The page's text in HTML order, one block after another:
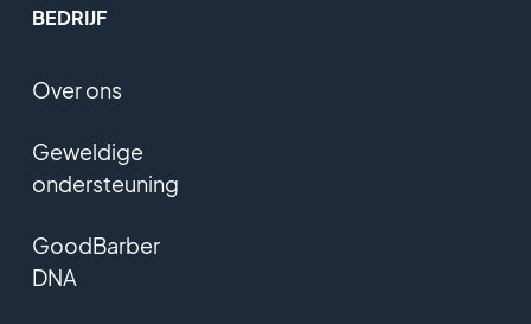
BEDRIJF
Over ons
Geweldige
ondersteuning
GoodBarber
DNA